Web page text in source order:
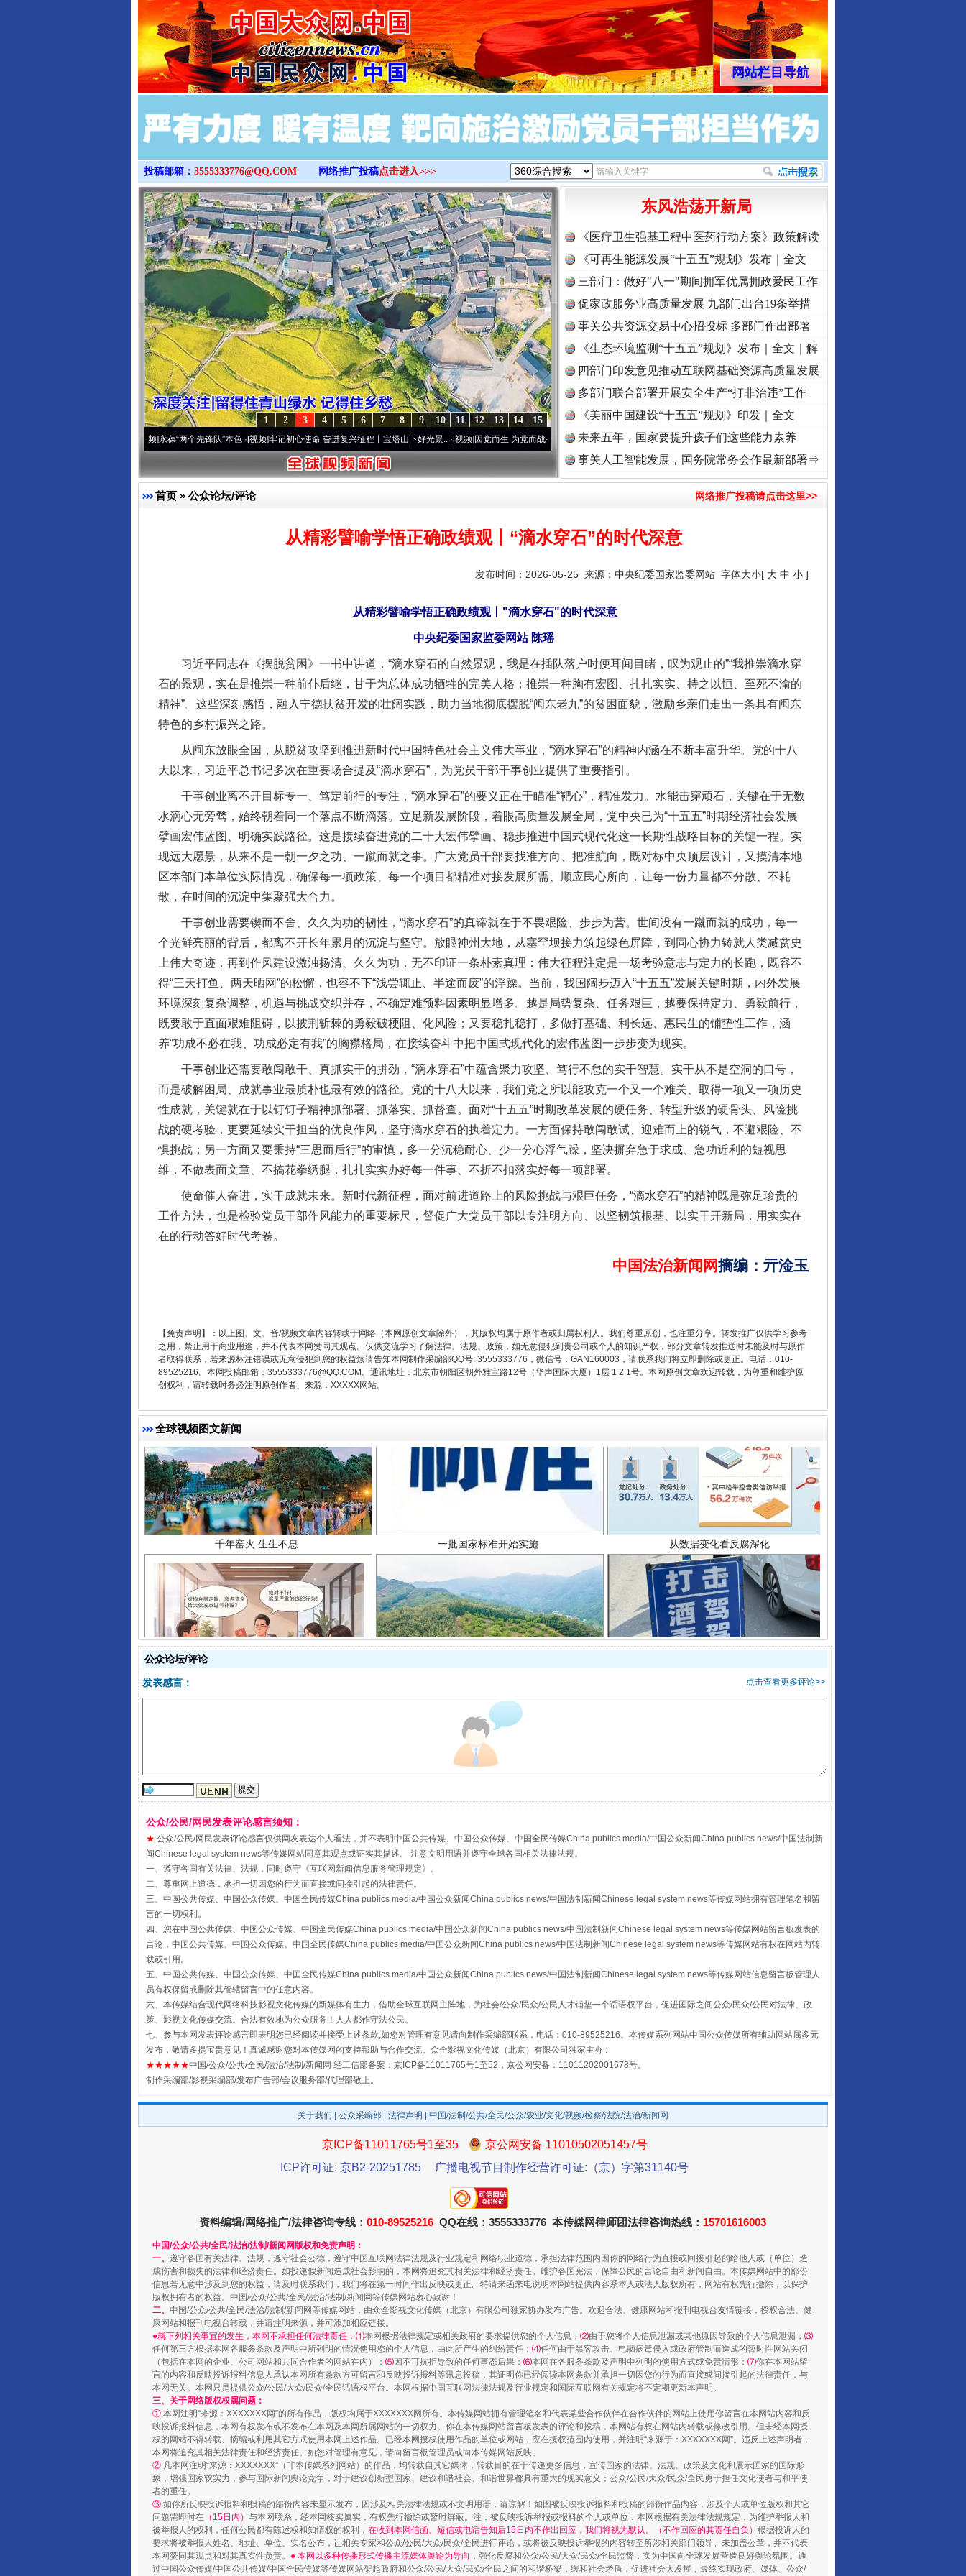
>
网站栏目导航
投稿邮箱： 3555333776@QQ.COM 网络推广投稿点击进入>>>
15
14
13
12
11
10
9
8
7
6
5
4
3
2
1
永葆“两个先锋队”本色·[视频]牢记初心使命 奋进复兴征程丨宝塔山下好光景..·[视频]因党而生 为党而战——百年“纪”事⑧加强纪律..·[视频] 牢记初心使命 奋进复兴征程丨“转折之城”激荡..
东风浩荡开新局
《医疗卫生强基工程中医药行动方案》政策解读
《可再生能源发展“十五五”规划》发布｜全文
三部门：做好"八一"期间拥军优属拥政爱民工作
促家政服务业高质量发展 九部门出台19条举措
事关公共资源交易中心招投标 多部门作出部署
《生态环境监测“十五五”规划》发布｜全文｜解
读
四部门印发意见推动互联网基础资源高质量发展
多部门联合部署开展安全生产“打非治违”工作
《美丽中国建设“十五五”规划》印发｜全文
未来五年，国家要提升孩子们这些能力素养
事关人工智能发展，国务院常务会作最新部署⇒
首页 » 公众论坛/评论 网络推广投稿请点击这里>>
从精彩譬喻学悟正确政绩观丨“滴水穿石”的时代深意
发布时间：2026-05-25 来源： 中央纪委国家监委网站 字体大小[ 大 中 小 ]
从精彩譬喻学悟正确政绩观丨"滴水穿石"的时代深意
中央纪委国家监委网站 陈瑶
习近平同志在《摆脱贫困》一书中讲道，“滴水穿石的自然景观，我是在插队落户时便耳闻目睹，叹为观止的”“我推崇滴水穿
石的景观，实在是推崇一种前仆后继，甘于为总体成功牺牲的完美人格；推崇一种胸有宏图、扎扎实实、持之以恒、至死不渝的
精神”。这些深刻感悟，融入宁德扶贫开发的壮阔实践，助力当地彻底摆脱“闽东老九”的贫困面貌，激励乡亲们走出一条具有闽东
特色的乡村振兴之路。
从闽东放眼全国，从脱贫攻坚到推进新时代中国特色社会主义伟大事业，“滴水穿石”的精神内涵在不断丰富升华。党的十八
大以来，习近平总书记多次在重要场合提及“滴水穿石”，为党员干部干事创业提供了重要指引。
干事创业离不开目标专一、笃定前行的专注，“滴水穿石”的要义正在于瞄准“靶心”，精准发力。水能击穿顽石，关键在于无数
水滴心无旁骛，始终朝着同一个落点不断滴落。立足新发展阶段，着眼高质量发展全局，党中央已为“十五五”时期经济社会发展
擘画宏伟蓝图、明确实践路径。这是接续奋进党的二十大宏伟擘画、稳步推进中国式现代化这一长期性战略目标的关键一程。实
现远大愿景，从来不是一朝一夕之功、一蹴而就之事。广大党员干部要找准方向、把准航向，既对标中央顶层设计，又摸清本地
区本部门本单位实际情况，确保每一项政策、每一个项目都精准对接发展所需、顺应民心所向，让每一份力量都不分散、不耗
散，在时间的沉淀中集聚强大合力。
干事创业需要锲而不舍、久久为功的韧性，“滴水穿石”的真谛就在于不畏艰险、步步为营。世间没有一蹴而就的成功，每一
个光鲜亮丽的背后，都离不开长年累月的沉淀与坚守。放眼神州大地，从塞罕坝接力筑起绿色屏障，到同心协力铸就人类减贫史
上伟大奇迹，再到作风建设激浊扬清、久久为功，无不印证一条朴素真理：伟大征程注定是一场考验意志与定力的长跑，既容不
得“三天打鱼、两天晒网”的松懈，也容不下“浅尝辄止、半途而废”的浮躁。当前，我国阔步迈入“十五五”发展关键时期，内外发展
环境深刻复杂调整，机遇与挑战交织并存，不确定难预料因素明显增多。越是局势复杂、任务艰巨，越要保持定力、勇毅前行，
既要敢于直面艰难阻碍，以披荆斩棘的勇毅破梗阻、化风险；又要稳扎稳打，多做打基础、利长远、惠民生的铺垫性工作，涵
养“功成不必在我、功成必定有我”的胸襟格局，在接续奋斗中把中国式现代化的宏伟蓝图一步步变为现实。
干事创业还需要敢闯敢干、真抓实干的拼劲，“滴水穿石”中蕴含聚力攻坚、笃行不怠的实干智慧。实干从不是空洞的口号，
而是破解困局、成就事业最质朴也最有效的路径。党的十八大以来，我们党之所以能攻克一个又一个难关、取得一项又一项历史
性成就，关键就在于以钉钉子精神抓部署、抓落实、抓督查。面对“十五五”时期改革发展的硬任务、转型升级的硬骨头、风险挑
战的硬考验，更要延续实干担当的优良作风，坚守滴水穿石的执着定力。一方面保持敢闯敢试、迎难而上的锐气，不避艰险、不
惧挑战；另一方面又要秉持“三思而后行”的审慎，多一分沉稳耐心、少一分心浮气躁，坚决摒弃急于求成、急功近利的短视思
维，不做表面文章、不搞花拳绣腿，扎扎实实办好每一件事、不折不扣落实好每一项部署。
使命催人奋进，实干成就未来。新时代新征程，面对前进道路上的风险挑战与艰巨任务，“滴水穿石”的精神既是弥足珍贵的
工作方法，也是检验党员干部作风能力的重要标尺，督促广大党员干部以专注明方向、以坚韧筑根基、以实干开新局，用实实在
在的行动答好时代考卷。
中国法治新闻网摘编 ： 亓淦玉
【免责声明】：以上图、文、音/视频文章内容转载于网络（本网原创文章除外），其版权均属于原作者或归属权利人。我们尊重原创，也注重分享。转发推广仅供学习参考
之用，禁止用于商业用途，并不代表本网赞同其观点。仅供交流学习了解法律、法规、政策，如无意侵犯到贵公司或个人的知识产权，部分文章转发推送时未能及时与原作
者取得联系，若来源标注错误或无意侵犯到您的权益烦请告知本网制作采编部QQ号: 3555333776，微信号：GAN160003，请联系我们将立即删除或更正。电话：010-
89525216。本网投稿邮箱：3555333776@QQ.COM。通讯地址：北京市朝阳区朝外雅宝路12号（华声国际大厦）1层 1 2 1号。本网原创文章欢迎转载，为尊重和维护原
创权利，请转载时务必注明原创作者、来源：XXXXX网站。
全球视频图文新闻
完善运行机制助力责任有效落实 一纸欠条伤亲情 巡回调解促和解.. 行业协会接连发公告
让核能赋能千行百业
千年窑火 生生不息 一批国家标准开始实施 从数据变化看反腐深化
揭开“小金库”的免责幌子
受贿1.44亿！段成刚被判无期 从幼儿园到大学，有这些资助 “后车司机肯定在骂我”
全民健身五年计划来了！等你上场 事关残疾人未来5年 让传统村落焕发生机
阿坝州三大球赛在茂县开幕 规模最大的光氢储一体化项目 走走走！国家喊你健身啦
国家大学科技园优化重塑工作 镜头丨大暑三秋近 山西：不断增强治理腐败综合效能
公众论坛/评论
点击查看更多评论>>
发表感言：
公众/公民/网民发表评论感言须知：
★ 公众/公民/网民发表评论感言仅供网友表达个人看法，并不表明中国公共传媒、中国公众传媒、中国全民传媒China publics media/中国公众新闻China publics news/中国法制新
闻Chinese legal system news等传媒网站同意其观点或证实其描述。 注意文明用语并遵守全球各国相关法律法规。
一、遵守各国有关法律、法规，同时遵守《互联网新闻信息服务管理规定》。
二、尊重网上道德，承担一切因您的行为而直接或间接引起的法律责任。
三、中国公共传媒、中国公众传媒、中国全民传媒China publics media/中国公众新闻China publics news/中国法制新闻Chinese legal system news等传媒网站拥有管理笔名和留
言的一切权利。
四、您在中国公共传媒、中国公众传媒、中国全民传媒China publics media/中国公众新闻China publics news/中国法制新闻Chinese legal system news等传媒网站留言板发表的
言论，中国公共传媒、中国公众传媒、中国全民传媒China publics media/中国公众新闻China publics news/中国法制新闻Chinese legal system news等传媒网站有权在网站内转
载或引用。
五、中国公共传媒、中国公众传媒、中国全民传媒China publics media/中国公众新闻China publics news/中国法制新闻Chinese legal system news等传媒网站信息留言板管理人
员有权保留或删除其管辖留言中的任意内容。
六、本传媒结合现代网络科技影视文化传媒的新媒体有生力，借助全球互联网主阵地，为社会/公众/民众/公民人才铺垫一个话语权平台，促进国际之间公众/民众/公民对法律、政
策、影视文化传媒交流。合法有效地为公众服务！人人都作守法公民。
七、参与本网发表评论感言即表明您已经阅读并接受上述条款,如您对管理有意见请向制作采编部联系，电话：010-89525216。本传媒系列网站中国公众传媒所有辅助网站属多元
发布，敬请多提宝贵意见！真诚感谢您对本传媒网的支持帮助与合作交流。众全影视文化传媒（北京）有限公司独家主办 :
★★★★★中国/公众/公共/全民/法治/法制/新闻网 经工信部备案：京ICP备11011765号1至52，京公网安备：11011202001678号。
制作采编部/影视采编部/发布广告部/会议服务部/代理部敬上。
关于我们 公众采编部 法律声明 | 中国/法制/公共/全民/公众/农业/文化/视频/检察/法院/法治/新闻网
京ICP备11011765号1至35
京公网安备 11010502051457号
ICP许可证: 京B2-20251785
广播电视节目制作经营许可证:（京）字第31140号
资料编辑/网络推广/法律咨询专线： 010-89525216 QQ在线：3555333776 本传媒网律师团法律咨询热线： 15701616003
中国/公众/公共/全民/法治/法制/新闻网版权和免责声明：
一、 遵守各国有关法律、法规，遵守社会公德，遵守中国互联网法律法规及行业规定和网络职业道德，承担法律范围内因你的网络行为直接或间接引起的给他人或（单位）造
成伤害和损失的法律和经济责任。如投递假新闻造成社会影响的，本网将追究其相关法律和经济责任。维护各国宪法，保障公民的言论自由和新闻自由。本传媒网站中的部份
信息若无意中涉及到您的权益，请及时联系我们，我们将在第一时间作出反映或更正。特请来函来电说明本网站提供内容系本人或法人版权所有，网站有权先行撤除，以保护
版权拥有者的权益。中国/公众/公共/全民/法治/法制/新闻网等传媒网站衷心致谢！
二、 中国/公众/公共/全民/法治/法制/新闻网等传媒网站，由众全影视文化传媒（北京）有限公司独家协办发布广告。欢迎合法、健康网站和报刊电视台友情链接，授权合法、健
康网站和报刊电视台转载，并请注明来源，并可添加相应链接。
●就下列相关事宜的发生，本网不承担任何法律责任：⑴本网根据法律规定或相关政府的要求提供您的个人信息； ⑵由于您将个人信息泄漏或其他原因导致的个人信息泄漏； ⑶
任何第三方根据本网各服务条款及声明中所列明的情况使用您的个人信息，由此所产生的纠纷责任； ⑷任何由于黑客攻击、电脑病毒侵入或政府管制而造成的暂时性网站关闭
（包括在本网的企业、公司网站和共同合作者的网站在内）； ⑸因不可抗拒导致的任何事态后果； ⑹本网在各服务条款及声明中列明的使用方式或免责情形； ⑺你在本网站留
言的内容和反映投诉报料信息人承认本网所有条款方可留言和反映投诉报料等讯息投稿，其证明你已经阅读本网条款并承担一切因您的行为而直接或间接引起的法律责任，与
本网无关。本网只是提供公众/公民/大众/民众/全民话语权平台。本网根据中国互联网法律法规及行业规定和国际互联网有关规定将不定期更新本声明。
三、关于网络版权权属问题：
① 本网注明“来源：XXXXXXX网”的所有作品，版权均属于XXXXXXX网所有。本传媒网站拥有管理笔名和代表某些合作伙伴在合作伙伴的网站上使用你留言在本网站内容和反
映投诉报料信息，本网有权发布或不发布在本网及本网所属网站的一切权力。你在本传媒网站留言板发表的评论和投稿，本网站有权在网站内转载或修改引用。但未经本网授
权的网站不得转载、摘编或利用其它方式使用本网上述作品。已经本网授权使用作品的单位或网站，应在授权范围内使用，并注明“来源于：XXXXXXX网”。违反上述声明者，
本网将追究其相关法律责任和经济责任。如您对管理有意见，请向留言板管理员或向本传媒网站反映。
② 凡本网注明“来源：XXXXXXX”（非本传媒系列网站）的作品，均转载自其它媒体，转载目的在于传递更多信息，宣传国家的法律、法规、政策及文化和展示国家的国际形
象，增强国家软实力，参与国际新闻舆论竞争，对于建设创新型国家、建设和谐社会、和谐世界都具有重大的现实意义；公众/公民/大众/民众/全民勇于担任文化使者与和平使
者的重任。
③ 如你所反映投诉报料和投稿的部份内容未显示发布，因涉及相关法律法规或不文明用语，请谅解！如因被反映投诉报料和投稿的部份作品内容，涉及个人或单位版权和其它
问题需即时在 （15日内） 与本网联系，经本网核实属实，有权先行撤除或暂时屏蔽。注：被反映投诉举报或报料的个人或单位，本网根据有关法律法规规定，为维护举报人和
被举报人的权利，任何公民都有陈述权和知情权的权利， 在收到本网信函、短信或电话告知后15日内不作出回应，我们将视为默认。（不作回应的其责任自负） 根据投诉人的
要求将被举报人姓名、地址、单位、实名公布，让相关专家和公众/公民/大众/民众/全民进行评论，或将被反映投诉举报的内容转至所涉相关部门领导。未加盖公章，并不代表
本网赞同其观点和对其真实性负责。 ● 本网以多种传播形式传播主流媒体舆论为导向 ，强化反腐和公众/公民/大众/民众/全民监督，实为中国向全球发展营造良好舆论氛围。通
过中国公众传媒/中国公共传媒/中国全民传媒等传媒网站架起政府和公众/公民/大众/民众/全民之间的和谐桥梁，缓和社会矛盾，促进社会大发展，最终实现政府、媒体、公众/